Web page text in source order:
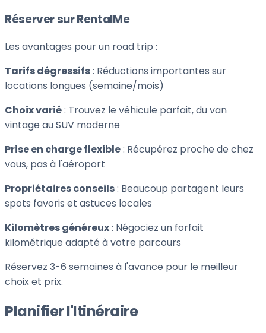
Réserver sur RentalMe
Les avantages pour un road trip :
Tarifs dégressifs: Réductions importantes sur
locations longues (semaine/mois)
Choix varié: Trouvez le véhicule parfait, du van
vintage au SUV moderne
Prise en charge flexible: Récupérez proche de chez
vous, pas à l'aéroport
Propriétaires conseils: Beaucoup partagent leurs
spots favoris et astuces locales
Kilomètres généreux: Négociez un forfait
kilométrique adapté à votre parcours
Réservez 3-6 semaines à l'avance pour le meilleur
choix et prix.
Planifier l'Itinéraire